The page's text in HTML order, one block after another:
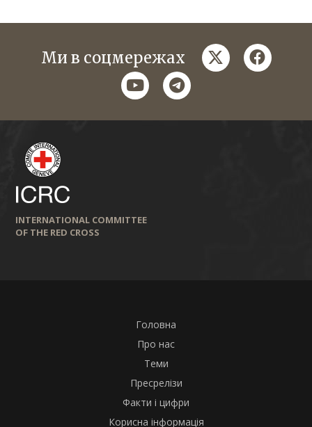
Ми в соцмережах twitter
youtubetelegram
INTERNATIONAL COMMITTEE
OF THE RED CROSS
Головна
Про нас
Теми
Пресрелізи
Факти і цифри
Корисна інформація